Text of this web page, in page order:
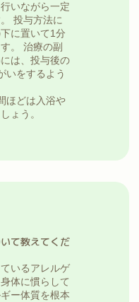
いながら一定
投与方法に
に置いて1分
。 治療の副
は、投与後の
いをするよう
ほどは入浴や
ょう。
て教えてくだ
いるアレルゲ
体に慣らして
ー体質を根本